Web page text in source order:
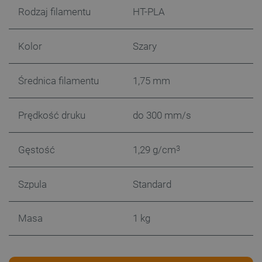
Rodzaj filamentu HT-PLA
Kolor Szary
Średnica filamentu 1,75 mm
Prędkość druku do 300 mm/s
Gęstość 1,29 g/cm3
Szpula Standard
Masa 1 kg
prawidłowo korzystać ze strony internetowej.
Nazwa
PrestaShop-[abcdef0123456789]{32}
VISITOR_PRIVACY_METADATA
YouTube